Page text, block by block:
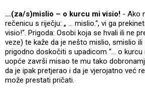
…(za/s)mislio – o kurcu mi visio! - Ako
rečenicu s riječju: „ ... mislio.“, vi ga
visio!“. Prigoda: Osobi koja se hvali ili ne
veze) te kaže da je nešto mislio, smislio
prigodno doskočiti s upadicom “… o kurcu
uopće završi misao te mu tako
da je ipak pretjerao i da je vjerojatno već
može prestati pričati.